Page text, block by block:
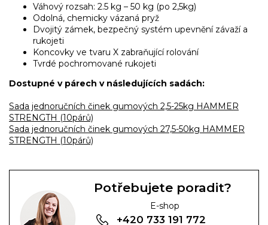
Váhový rozsah: 2.5 kg – 50 kg (po 2,5kg)
Odolná, chemicky vázaná pryž
Dvojitý zámek, bezpečný systém upevnění závaží a
rukojeti
Koncovky ve tvaru X zabraňující rolování
Tvrdé pochromované rukojeti
Dostupné v párech v následujících sadách:
Sada jednoručních činek gumových 2,5-25kg HAMMER
STRENGTH (10párů)
Sada jednoručních činek gumových 27,5-50kg HAMMER
STRENGTH (10párů)
Potřebujete poradit?
E-shop
+420 733 191 772